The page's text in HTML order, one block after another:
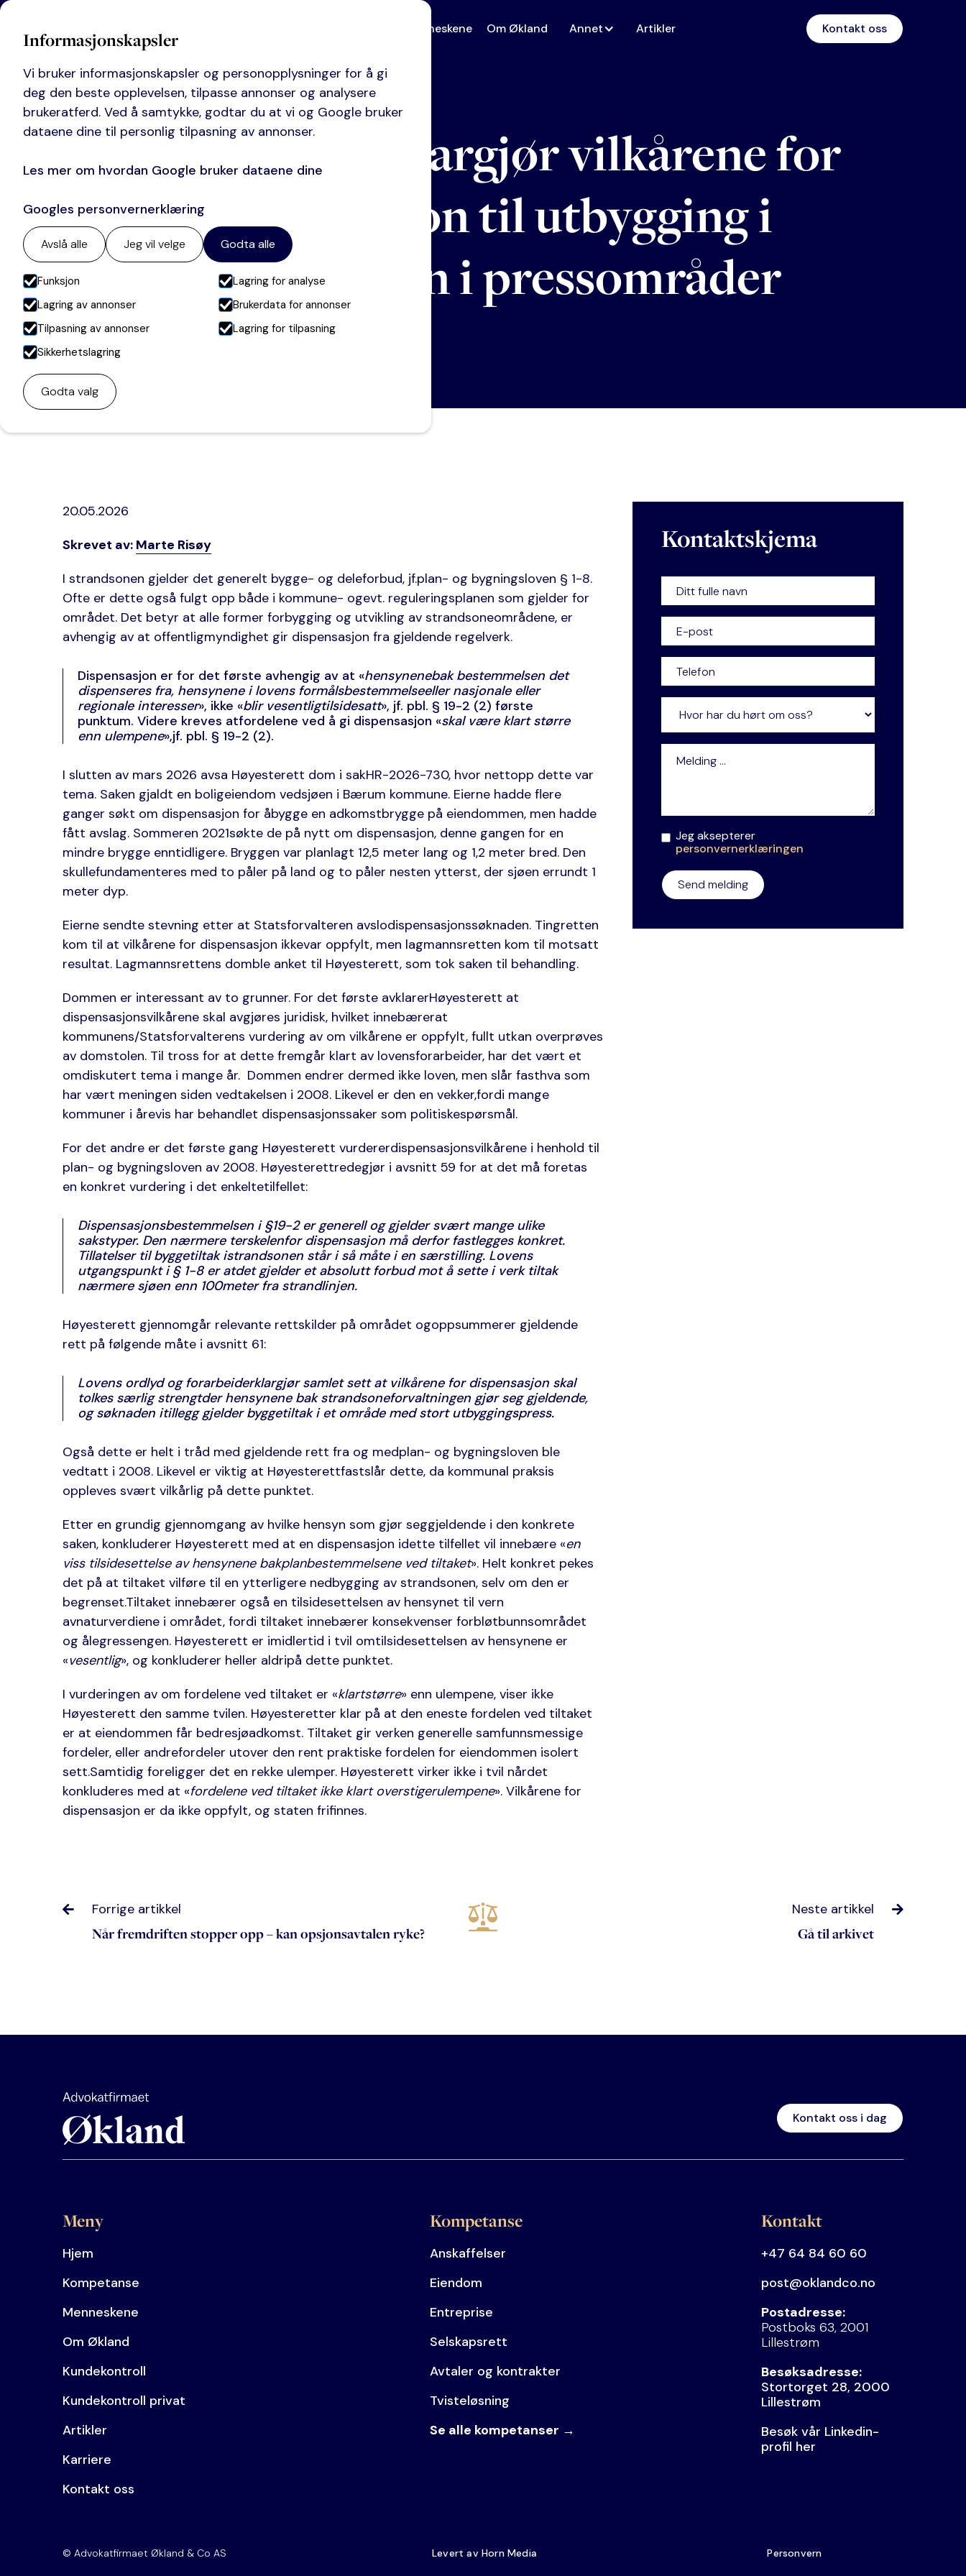
Informasjonskapsler
Vi bruker informasjonskapsler og personopplysninger for å gi
deg den beste opplevelsen, tilpasse annonser og analysere
brukeratferd. Ved å samtykke, godtar du at vi og Google bruker
dataene dine til personlig tilpasning av annonser.
Les mer om hvordan Google bruker dataene dine
Googles personvernerklæring
Avslå alle Jeg vil velge Godta alle
Funksjon
Lagring for analyse
Lagring av annonser
Brukerdata for annonser
Tilpasning av annonser
Lagring for tilpasning
Sikkerhetslagring
Godta valg
Menneskene Om Økland Annet Artikler Kontakt oss
Høyesterett klargjør vilkårene for
dispensasjon til utbygging i
strandsonen i pressområder
20.05.2026
Skrevet av: Marte Risøy
I strandsonen gjelder det generelt bygge- og deleforbud, jf.plan- og bygningsloven § 1-8.
Ofte er dette også fulgt opp både i kommune- ogevt. reguleringsplanen som gjelder for
området. Det betyr at alle former forbygging og utvikling av strandsoneområdene, er
avhengig av at offentligmyndighet gir dispensasjon fra gjeldende regelverk.
Dispensasjon er for det første avhengig av at «hensynenebak bestemmelsen det
dispenseres fra, hensynene i lovens formålsbestemmelseeller nasjonale eller
regionale interesser», ikke «blir vesentligtilsidesatt», jf. pbl. § 19-2 (2) første
punktum. Videre kreves atfordelene ved å gi dispensasjon «skal være klart større
enn ulempene»,jf. pbl. § 19-2 (2).
I slutten av mars 2026 avsa Høyesterett dom i sakHR-2026-730, hvor nettopp dette var
tema. Saken gjaldt en boligeiendom vedsjøen i Bærum kommune. Eierne hadde flere
ganger søkt om dispensasjon for åbygge en adkomstbrygge på eiendommen, men hadde
fått avslag. Sommeren 2021søkte de på nytt om dispensasjon, denne gangen for en
mindre brygge enntidligere. Bryggen var planlagt 12,5 meter lang og 1,2 meter bred. Den
skullefundamenteres med to påler på land og to påler nesten ytterst, der sjøen errundt 1
meter dyp.
Eierne sendte stevning etter at Statsforvalteren avslodispensasjonssøknaden. Tingretten
kom til at vilkårene for dispensasjon ikkevar oppfylt, men lagmannsretten kom til motsatt
resultat. Lagmannsrettens domble anket til Høyesterett, som tok saken til behandling.
Dommen er interessant av to grunner. For det første avklarerHøyesterett at
dispensasjonsvilkårene skal avgjøres juridisk, hvilket innebærerat
kommunens/Statsforvalterens vurdering av om vilkårene er oppfylt, fullt utkan overprøves
av domstolen. Til tross for at dette fremgår klart av lovensforarbeider, har det vært et
omdiskutert tema i mange år. Dommen endrer dermed ikke loven, men slår fasthva som
har vært meningen siden vedtakelsen i 2008. Likevel er den en vekker,fordi mange
kommuner i årevis har behandlet dispensasjonssaker som politiskespørsmål.
For det andre er det første gang Høyesterett vurdererdispensasjonsvilkårene i henhold til
plan- og bygningsloven av 2008. Høyesterettredegjør i avsnitt 59 for at det må foretas
en konkret vurdering i det enkeltetilfellet:
Dispensasjonsbestemmelsen i §19-2 er generell og gjelder svært mange ulike
sakstyper. Den nærmere terskelenfor dispensasjon må derfor fastlegges konkret.
Tillatelser til byggetiltak istrandsonen står i så måte i en særstilling. Lovens
utgangspunkt i § 1-8 er atdet gjelder et absolutt forbud mot å sette i verk tiltak
nærmere sjøen enn 100meter fra strandlinjen.
Høyesterett gjennomgår relevante rettskilder på området ogoppsummerer gjeldende
rett på følgende måte i avsnitt 61:
Lovens ordlyd og forarbeiderklargjør samlet sett at vilkårene for dispensasjon skal
tolkes særlig strengtder hensynene bak strandsoneforvaltningen gjør seg gjeldende,
og søknaden itillegg gjelder byggetiltak i et område med stort utbyggingspress.
Også dette er helt i tråd med gjeldende rett fra og medplan- og bygningsloven ble
vedtatt i 2008. Likevel er viktig at Høyesterettfastslår dette, da kommunal praksis
oppleves svært vilkårlig på dette punktet.
Etter en grundig gjennomgang av hvilke hensyn som gjør seggjeldende i den konkrete
saken, konkluderer Høyesterett med at en dispensasjon idette tilfellet vil innebære «en
viss tilsidesettelse av hensynene bakplanbestemmelsene ved tiltaket». Helt konkret pekes
det på at tiltaket vilføre til en ytterligere nedbygging av strandsonen, selv om den er
begrenset.Tiltaket innebærer også en tilsidesettelsen av hensynet til vern
avnaturverdiene i området, fordi tiltaket innebærer konsekvenser forbløtbunnsområdet
og ålegressengen. Høyesterett er imidlertid i tvil omtilsidesettelsen av hensynene er
«vesentlig», og konkluderer heller aldripå dette punktet.
I vurderingen av om fordelene ved tiltaket er «klartstørre» enn ulempene, viser ikke
Høyesterett den samme tvilen. Høyesteretter klar på at den eneste fordelen ved tiltaket
er at eiendommen får bedresjøadkomst. Tiltaket gir verken generelle samfunnsmessige
fordeler, eller andrefordeler utover den rent praktiske fordelen for eiendommen isolert
sett.Samtidig foreligger det en rekke ulemper. Høyesterett virker ikke i tvil nårdet
konkluderes med at «fordelene ved tiltaket ikke klart overstigerulempene». Vilkårene for
dispensasjon er da ikke oppfylt, og staten frifinnes.
Kontaktskjema
Jeg aksepterer
personvernerklæringen
 Forrige artikkel
Når fremdriften stopper opp – kan opsjonsavtalen ryke?
Neste artikkel
Gå til arkivet

Kontakt oss i dag
Meny
Hjem
Kompetanse
Menneskene
Om Økland
Kundekontroll
Kundekontroll privat
Artikler
Karriere
Kontakt oss
Kompetanse
Anskaffelser
Eiendom
Entreprise
Selskapsrett
Avtaler og kontrakter
Tvisteløsning
Se alle kompetanser →
Kontakt
+47 64 84 60 60
post@oklandco.no
Postadresse:
Postboks 63, 2001
Lillestrøm
Besøksadresse:
Stortorget 28, 2000
Lillestrøm
Besøk vår Linkedin-
profil her
© Advokatfirmaet Økland & Co AS Levert av Horn Media Personvern